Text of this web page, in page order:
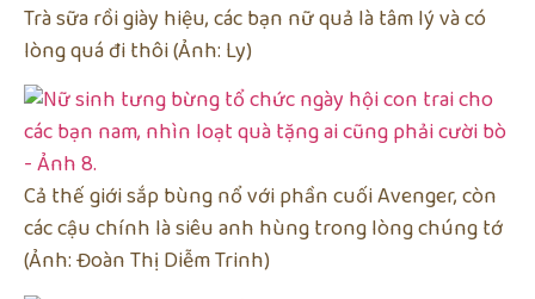
Trà sữa rồi giày hiệu, các bạn nữ quả là tâm lý và có
lòng quá đi thôi (Ảnh: Ly)
Cả thế giới sắp bùng nổ với phần cuối Avenger, còn
các cậu chính là siêu anh hùng trong lòng chúng tớ
(Ảnh: Đoàn Thị Diễm Trinh)